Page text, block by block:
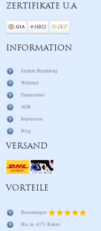
ZERTIFIKATE U.A
INFORMATION
Sichere Bezahlung
Widerruf
Datenschutz
AGB
Impressum
Blog
VERSAND
VORTEILE
Bewertungen
Bis zu -67% Rabatt